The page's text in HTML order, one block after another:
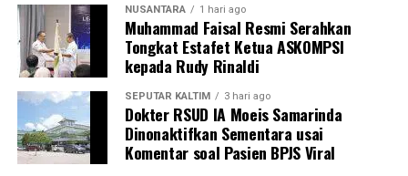
NUSANTARA 1 hari ago
Muhammad Faisal Resmi Serahkan
Tongkat Estafet Ketua ASKOMPSI
kepada Rudy Rinaldi
SEPUTAR KALTIM 3 hari ago
Dokter RSUD IA Moeis Samarinda
Dinonaktifkan Sementara usai
Komentar soal Pasien BPJS Viral